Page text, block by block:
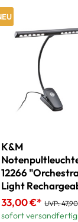
K&M
12266 "Orchestra
Light
33,00 €* UVP:
sofort versandfertig